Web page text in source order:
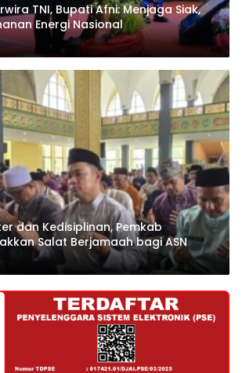
TNI, Bupati Afni: Menjaga Siak,
Energi Nasional
dan Kedisiplinan, Pemkab
Salat Berjamaah bagi ASN